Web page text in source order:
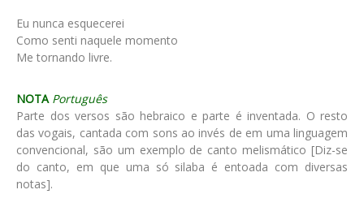
Eu nunca esquecerei
Como senti naquele momento
Me tornando livre.
NOTA Português
Parte dos versos são hebraico e parte é inventada. O resto
das vogais, cantada com sons ao invés de em uma linguagem
convencional, são um exemplo de canto melismático [Diz-se
do canto, em que uma só silaba é entoada com diversas
notas].